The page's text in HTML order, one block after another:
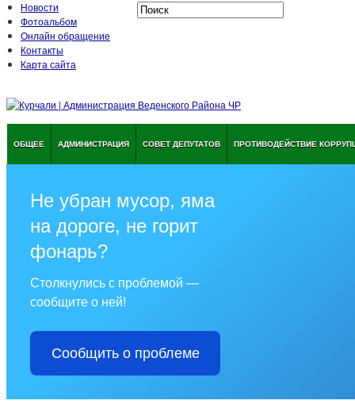
Новости
Фотоальбом
Онлайн обращение
Контакты
Карта сайта
ОБЩЕЕ АДМИНИСТРАЦИЯ СОВЕТ ДЕПУТАТОВ ПРОТИВОДЕЙСТВИЕ
Не убран мусор, яма
на дороге, не горит
фонарь?
Столкнулись с проблемой —
сообщите о ней!
Сообщить о проблеме